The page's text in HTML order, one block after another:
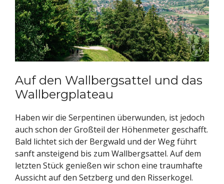
Auf den Wallbergsattel und das
Wallbergplateau
Haben wir die Serpentinen überwunden, ist jedoch
auch schon der Großteil der Höhenmeter geschafft.
Bald lichtet sich der Bergwald und der Weg führt
sanft ansteigend bis zum Wallbergsattel. Auf dem
letzten Stück genießen wir schon eine traumhafte
Aussicht auf den Setzberg und den Risserkogel.